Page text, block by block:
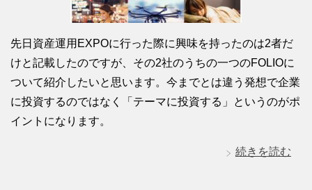
先日資産運用EXPOに行った際に興味を持ったのは2者だ
けと記載したのですが、その2社のうちの一つのFOLIOに
ついて紹介したいと思います。今までとは違う発想で企業
に投資するのではなく「テーマに投資する」というのがポ
イントになります。
続きを読む